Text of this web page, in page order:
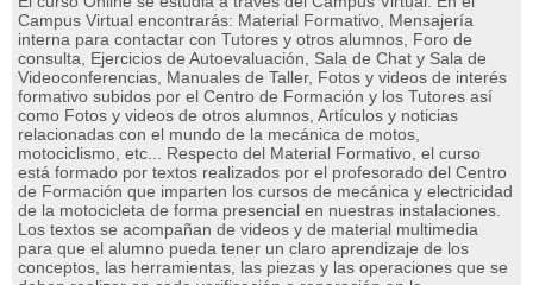
Campus Virtual encontrarás: Material Formativo, Mensajería
interna para contactar con Tutores y otros alumnos, Foro de
consulta, Ejercicios de Autoevaluación, Sala de Chat y Sala de
Videoconferencias, Manuales de Taller, Fotos y videos de interés
formativo subidos por el Centro de Formación y los Tutores así
como Fotos y videos de otros alumnos, Artículos y noticias
relacionadas con el mundo de la mecánica de motos,
motociclismo, etc... Respecto del Material Formativo, el curso
está formado por textos realizados por el profesorado del Centro
de Formación que imparten los cursos de mecánica y electricidad
de la motocicleta de forma presencial en nuestras instalaciones.
Los textos se acompañan de videos y de material multimedia
para que el alumno pueda tener un claro aprendizaje de los
conceptos, las herramientas, las piezas y las operaciones que se